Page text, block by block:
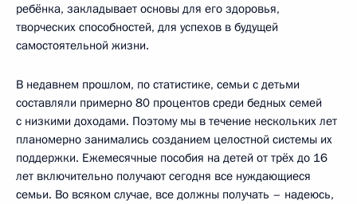
ребёнка, закладывает основы для его здоровья,
творческих способностей, для успехов в будущей
самостоятельной жизни.
В недавнем прошлом, по статистике, семьи с детьми
составляли примерно 80 процентов среди бедных семей
с низкими доходами. Поэтому мы в течение нескольких лет
планомерно занимались созданием целостной системы их
поддержки. Ежемесячные пособия на детей от трёх до 16
лет включительно получают сегодня все нуждающиеся
семьи. Во всяком случае, все должны получать – надеюсь,